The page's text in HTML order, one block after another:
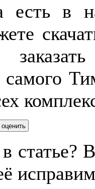
есть в
самого
оценить
статье?